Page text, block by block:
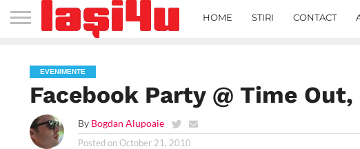
HOME STIRI CONTACT
EVENIMENTE
Facebook Party @ Time
By Bogdan Alupoaie
Posted onOctober 21, 2010